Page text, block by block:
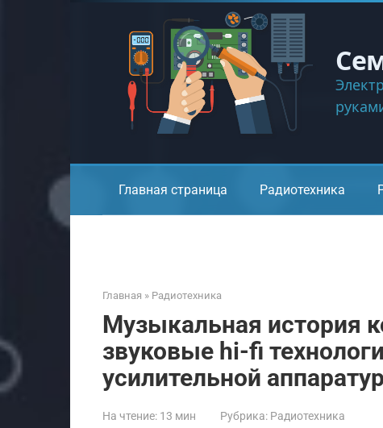
Главная страница Радиотехника
Главная » Радиотехника
Музыкальная история
звуковые hi-fi
усилительной
На чтение: 13 мин Рубрика: Радиотехника